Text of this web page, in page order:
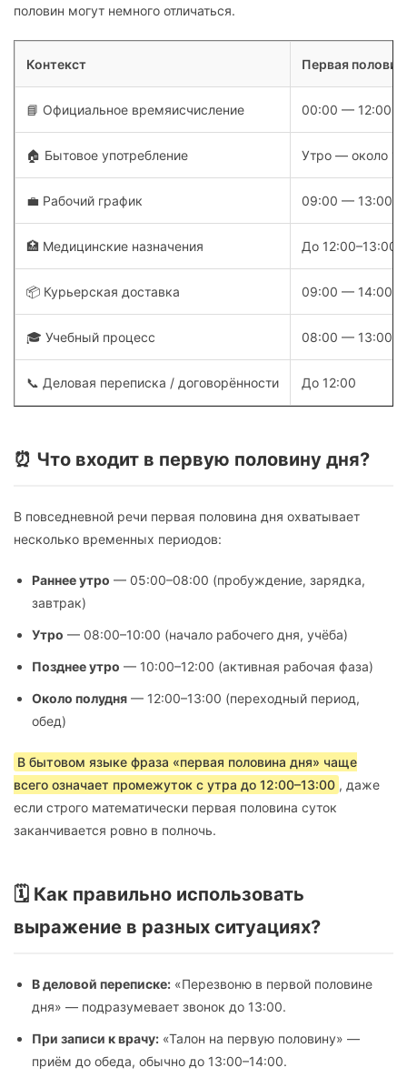
половин могут немного отличаться.
Контекст Первая
📘 Официальное времяисчисление 00:00 — 12:00
🏠 Бытовое употребление Утро — около
💼 Рабочий график 09:00 — 13:00
🏥 Медицинские назначения До 12:00–13:00
📦 Курьерская доставка 09:00 — 14:00
🎓 Учебный процесс 08:00 — 13:00
📞 Деловая переписка / договорённости До 12:00
⏰ Что входит в первую половину дня?
В повседневной речи первая половина дня охватывает
несколько временных периодов:
Раннее утро — 05:00–08:00 (пробуждение, зарядка,
завтрак)
Утро — 08:00–10:00 (начало рабочего дня, учёба)
Позднее утро — 10:00–12:00 (активная рабочая фаза)
Около полудня — 12:00–13:00 (переходный период,
обед)
В бытовом языке фраза «первая половина дня» чаще
всего означает промежуток с утра до 12:00–13:00 , даже
если строго математически первая половина суток
заканчивается ровно в полночь.
🗓️ Как правильно использовать
выражение в разных ситуациях?
В деловой переписке: «Перезвоню в первой половине
дня» — подразумевает звонок до 13:00.
При записи к врачу: «Талон на первую половину» —
приём до обеда, обычно до 13:00–14:00.